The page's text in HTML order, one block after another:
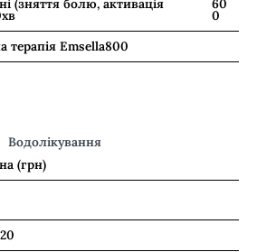
(зняття болю, активація
60
0
терапія Emsella800
Водолікування
(грн)